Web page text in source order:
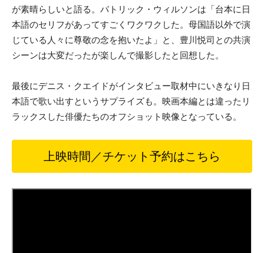
が素晴らしいと語る。パトリック・ウィルソンは「台本に日
本語のセリフがあってすごくワクワクした。母国語以外で演
じている人々に尊敬の念を抱いたよ」と、豊川悦司との共演
シーンは大変だったが楽しんで撮影したと回想した。
最後にデニス・クエイドがインタビュー取材中にいきなり日
本語で歌い出すというサプライズも。映画本編とは違ったリ
ラックスした俳優たちのオフショット映像となっている。
上映時間／チケット予約はこちら